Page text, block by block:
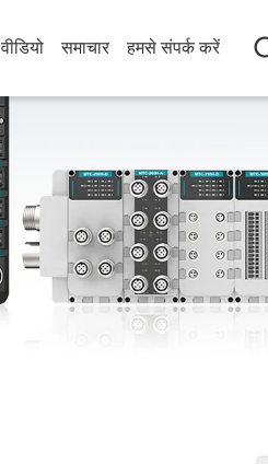
वीडियो समाचार हमसे संपर्क करें